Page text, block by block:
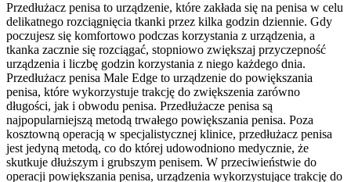
Przedłużacz penisa to urządzenie, które zakłada się na penisa w celu
delikatnego rozciągnięcia tkanki przez kilka godzin dziennie. Gdy
poczujesz się komfortowo podczas korzystania z urządzenia, a
tkanka zacznie się rozciągać, stopniowo zwiększaj przyczepność
urządzenia i liczbę godzin korzystania z niego każdego dnia.
Przedłużacz penisa Male Edge to urządzenie do powiększania
penisa, które wykorzystuje trakcję do zwiększenia zarówno
długości, jak i obwodu penisa. Przedłużacze penisa są
najpopularniejszą metodą trwałego powiększania penisa. Poza
kosztowną operacją w specjalistycznej klinice, przedłużacz penisa
jest jedyną metodą, co do której udowodniono medycznie, że
skutkuje dłuższym i grubszym penisem. W przeciwieństwie do
operacji powiększania penisa, urządzenia wykorzystujące trakcję do